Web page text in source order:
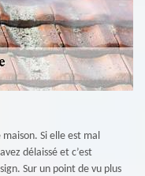
Si elle est mal
délaissé et c’est
Sur un point de vu plus